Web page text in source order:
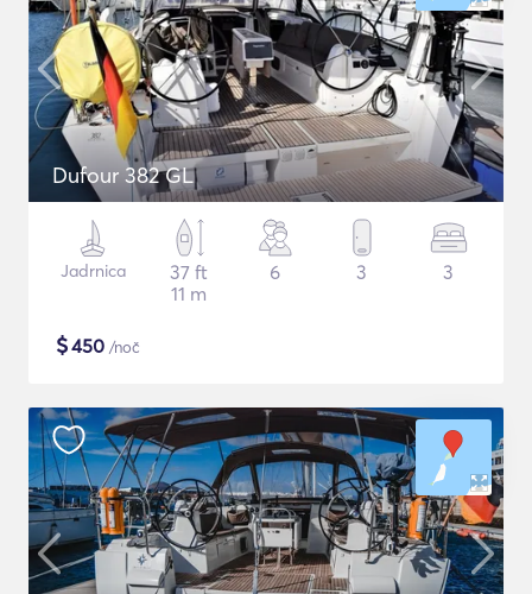
Dufour 382 GL
Jadrnica
37 ft
11 m
6 3 3
$450 /noč